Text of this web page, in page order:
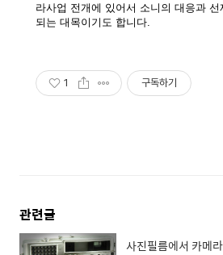
라사업 전개에 있어서 소니의 대응과 선
되는 대목이기도 합니다.
1 구독하기
관련글
사진필름에서 카메